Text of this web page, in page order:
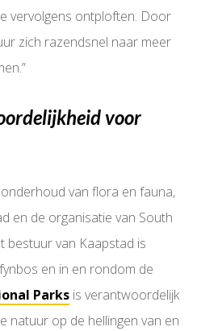
vervolgens ontploften. Door
zich razendsnel naar meer
voor
van flora en fauna,
en de organisatie van South
bestuur van Kaapstad is
en in en rondom de
Parksis verantwoordelijk
natuur op de hellingen van en